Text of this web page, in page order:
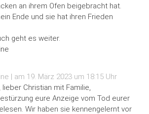
an ihrem Ofen beigebracht hat.
Ende und sie hat ihren Frieden
geht es weiter.
| am 19. März 2023 um 18:15 Uhr
lieber Christian mit Familie,
eure Anzeige vom Tod eurer
Wir haben sie kennengelernt vor